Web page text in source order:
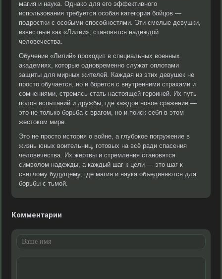
магия и наука. Однако для его эффективного
использования требуется особая категория бойцов —
подростки с особыми способностями. Эти смелые девушки,
известные как «Лилии», становятся надеждой
человечества.
Обучение «Лилий» проходит в специальных военных
академиях, которые одновременно служат оплотами
защиты для мирных жителей. Каждая из этих девушек не
просто обучается, но и борется с внутренними страхами и
сомнениями, стремясь стать настоящей героиней. Их путь
полон испытаний и дружбы, где каждое новое сражение —
это не только борьба с врагом, но и поиск себя в этом
жестоком мире.
Это не просто история о войне, а глубокое погружение в
жизнь юных воительниц, готовых на всё ради спасения
человечества. Их жертвы и стремления становятся
символом надежды, а каждый шаг к цели — это шаг к
светлому будущему, где магия и наука объединяются для
борьбы с тьмой.
Комментарии